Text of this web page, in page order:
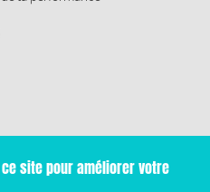
site pour améliorer votre